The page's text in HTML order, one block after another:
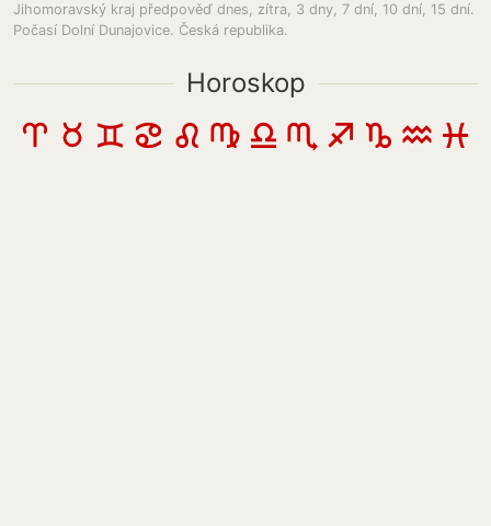
Jihomoravský kraj předpověď dnes, zítra, 3 dny, 7 dní, 10 dní, 15 dní.
Počasí Dolní Dunajovice. Česká republika.
Horoskop